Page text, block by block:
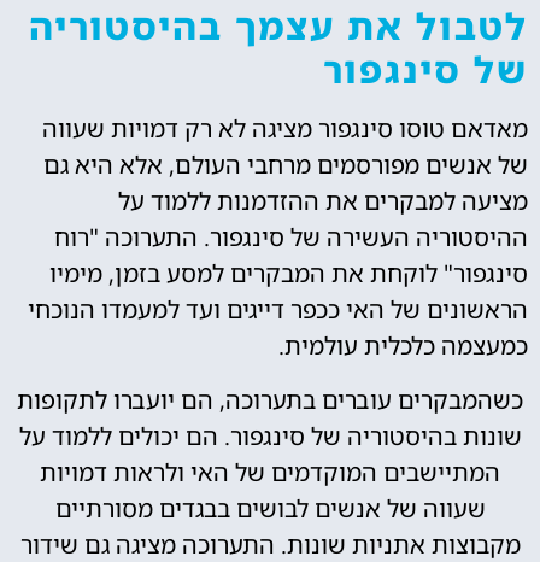
לטבול את עצמך בהיסטוריה
של סינגפור
מאדאם טוסו סינגפור מציגה לא רק דמויות שעווה
של אנשים מפורסמים מרחבי העולם, אלא היא גם
מציעה למבקרים את ההזדמנות ללמוד על
ההיסטוריה העשירה של סינגפור. התערוכה "רוח
סינגפור" לוקחת את המבקרים למסע בזמן, מימיו
הראשונים של האי ככפר דייגים ועד למעמדו הנוכחי
כמעצמה כלכלית עולמית.
כשהמבקרים עוברים בתערוכה, הם יועברו לתקופות
שונות בהיסטוריה של סינגפור. הם יכולים ללמוד על
המתיישבים המוקדמים של האי ולראות דמויות
שעווה של אנשים לבושים בבגדים מסורתיים
מקבוצות אתניות שונות. התערוכה מציגה גם שידור